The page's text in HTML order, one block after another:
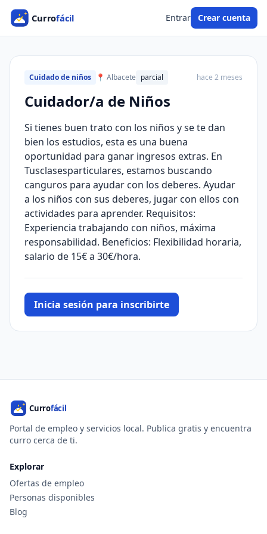
Entrar Crear cuenta
Cuidado de niños 📍 Albacete parcial hace 2 meses
Cuidador/a de Niños
Si tienes buen trato con los niños y se te dan
bien los estudios, esta es una buena
oportunidad para ganar ingresos extras. En
Tusclasesparticulares, estamos buscando
canguros para ayudar con los deberes. Ayudar
a los niños con sus deberes, jugar con ellos con
actividades para aprender. Requisitos:
Experiencia trabajando con niños, máxima
responsabilidad. Beneficios: Flexibilidad horaria,
salario de 15€ a 30€/hora.
Inicia sesión para inscribirte
Portal de empleo y servicios local. Publica gratis y encuentra
curro cerca de ti.
Explorar
Ofertas de empleo
Personas disponibles
Blog